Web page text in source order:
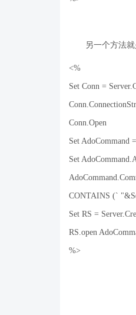
另一个方法就
<%
Set Conn =
Conn.Open
Set AdoCommand
Set
CONTAINS (`
Set RS =
RS.open
%>